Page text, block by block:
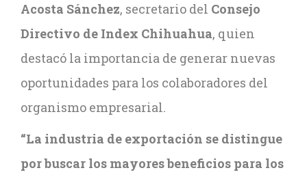
Acosta Sánchez, secretario del Consejo
Directivo de Index Chihuahua, quien
destacó la importancia de generar nuevas
oportunidades para los colaboradores del
organismo empresarial.
“La industria de exportación se distingue
por buscar los mayores beneficios para los